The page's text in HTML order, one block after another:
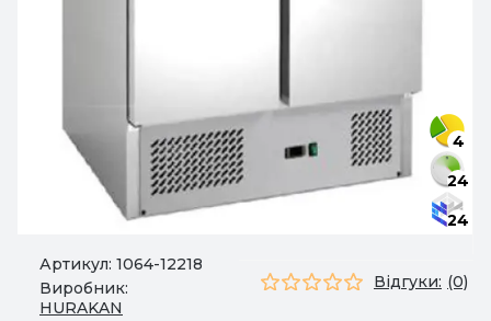
4
24
24
Артикул: 1064-12218
Виробник:
HURAKAN
Відгуки: (0)